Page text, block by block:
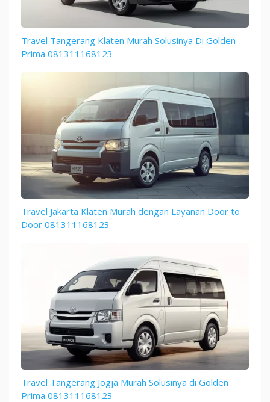
Travel Tangerang Klaten Murah Solusinya Di Golden
Prima 081311168123
Travel Jakarta Klaten Murah dengan Layanan Door to
Door 081311168123
Travel Tangerang Jogja Murah Solusinya di Golden
Prima 081311168123